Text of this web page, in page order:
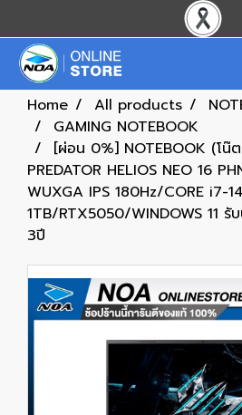
Home All products
GAMING NOTEBOOK
[ผ่อน 0%] NOTEBOOK (โน๊
PREDATOR HELIOS NEO 16
WUXGA IPS 180Hz/CORE i7-
1TB/RTX5050/WINDOWS 11 รั
3ปี